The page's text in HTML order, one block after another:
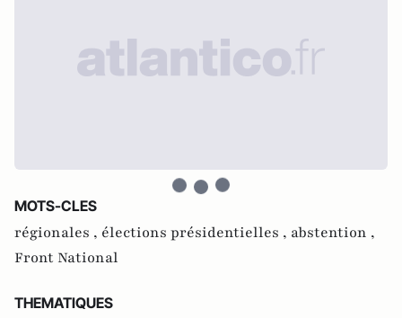
MOTS-CLES
régionales , élections présidentielles , abstention ,
Front National
THEMATIQUES